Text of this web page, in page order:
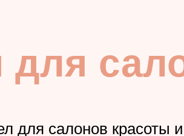
для
для салонов красоты